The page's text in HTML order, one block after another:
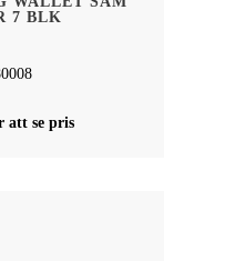
7 BLK
att se pris